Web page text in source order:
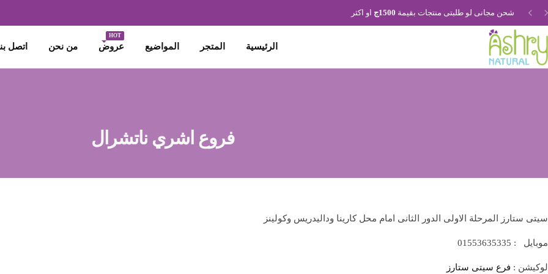
شحن مجانى لو طلبتى منتجات بقيمة 1500ج او اكثر
Ashry
Handmade
الرئيسية المتجر المواضيع عروض
HOT
من نحن اتصل
فروع اشري ناتشرال
سيتى ستارز المرحلة الاولى الدور الثانى امام محل كارينا وداليدريس وكولينز
موبايل : 01553635335
لوكيشن : فرع سيتى ستارز